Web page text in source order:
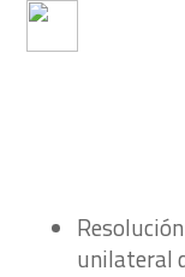
unilateral